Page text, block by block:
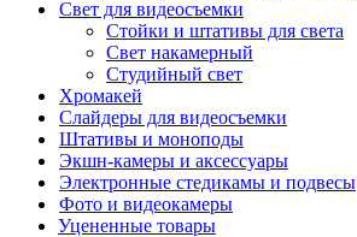
Свет для видеосъемки
Стойки и штативы для света
Свет накамерный
Студийный свет
Хромакей
Слайдеры для видеосъемки
Штативы и моноподы
Экшн-камеры и аксессуары
Электронные стедикамы и подвесы
Фото и видеокамеры
Уцененные товары